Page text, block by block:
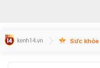
Sức khỏe